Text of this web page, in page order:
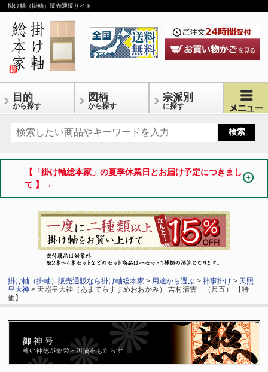
掛け軸（掛軸）販売通販サイト
目的
から探す
図柄
から探す
宗派別
に探す
【「掛け軸総本家」の夏季休業日とお届け予定につきまし
て 】→
掛け軸（掛軸）販売通販なら掛け軸総本家 > 用途から選ぶ >神事掛け > 天照
皇大神 > 天照皇大神（あまてらすすめおおかみ） 吉村清雲 （尺五） 【特
価】